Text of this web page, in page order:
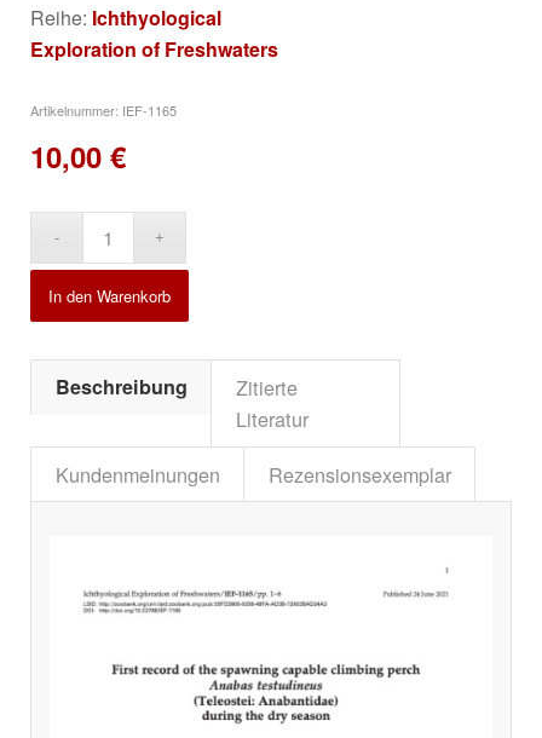
Reihe: Ichthyological
Exploration of Freshwaters
Artikelnummer: IEF-1165
10,00 €
In den Warenkorb
Beschreibung
Zitierte
Literatur
Kundenmeinungen
Rezensionsexemplar